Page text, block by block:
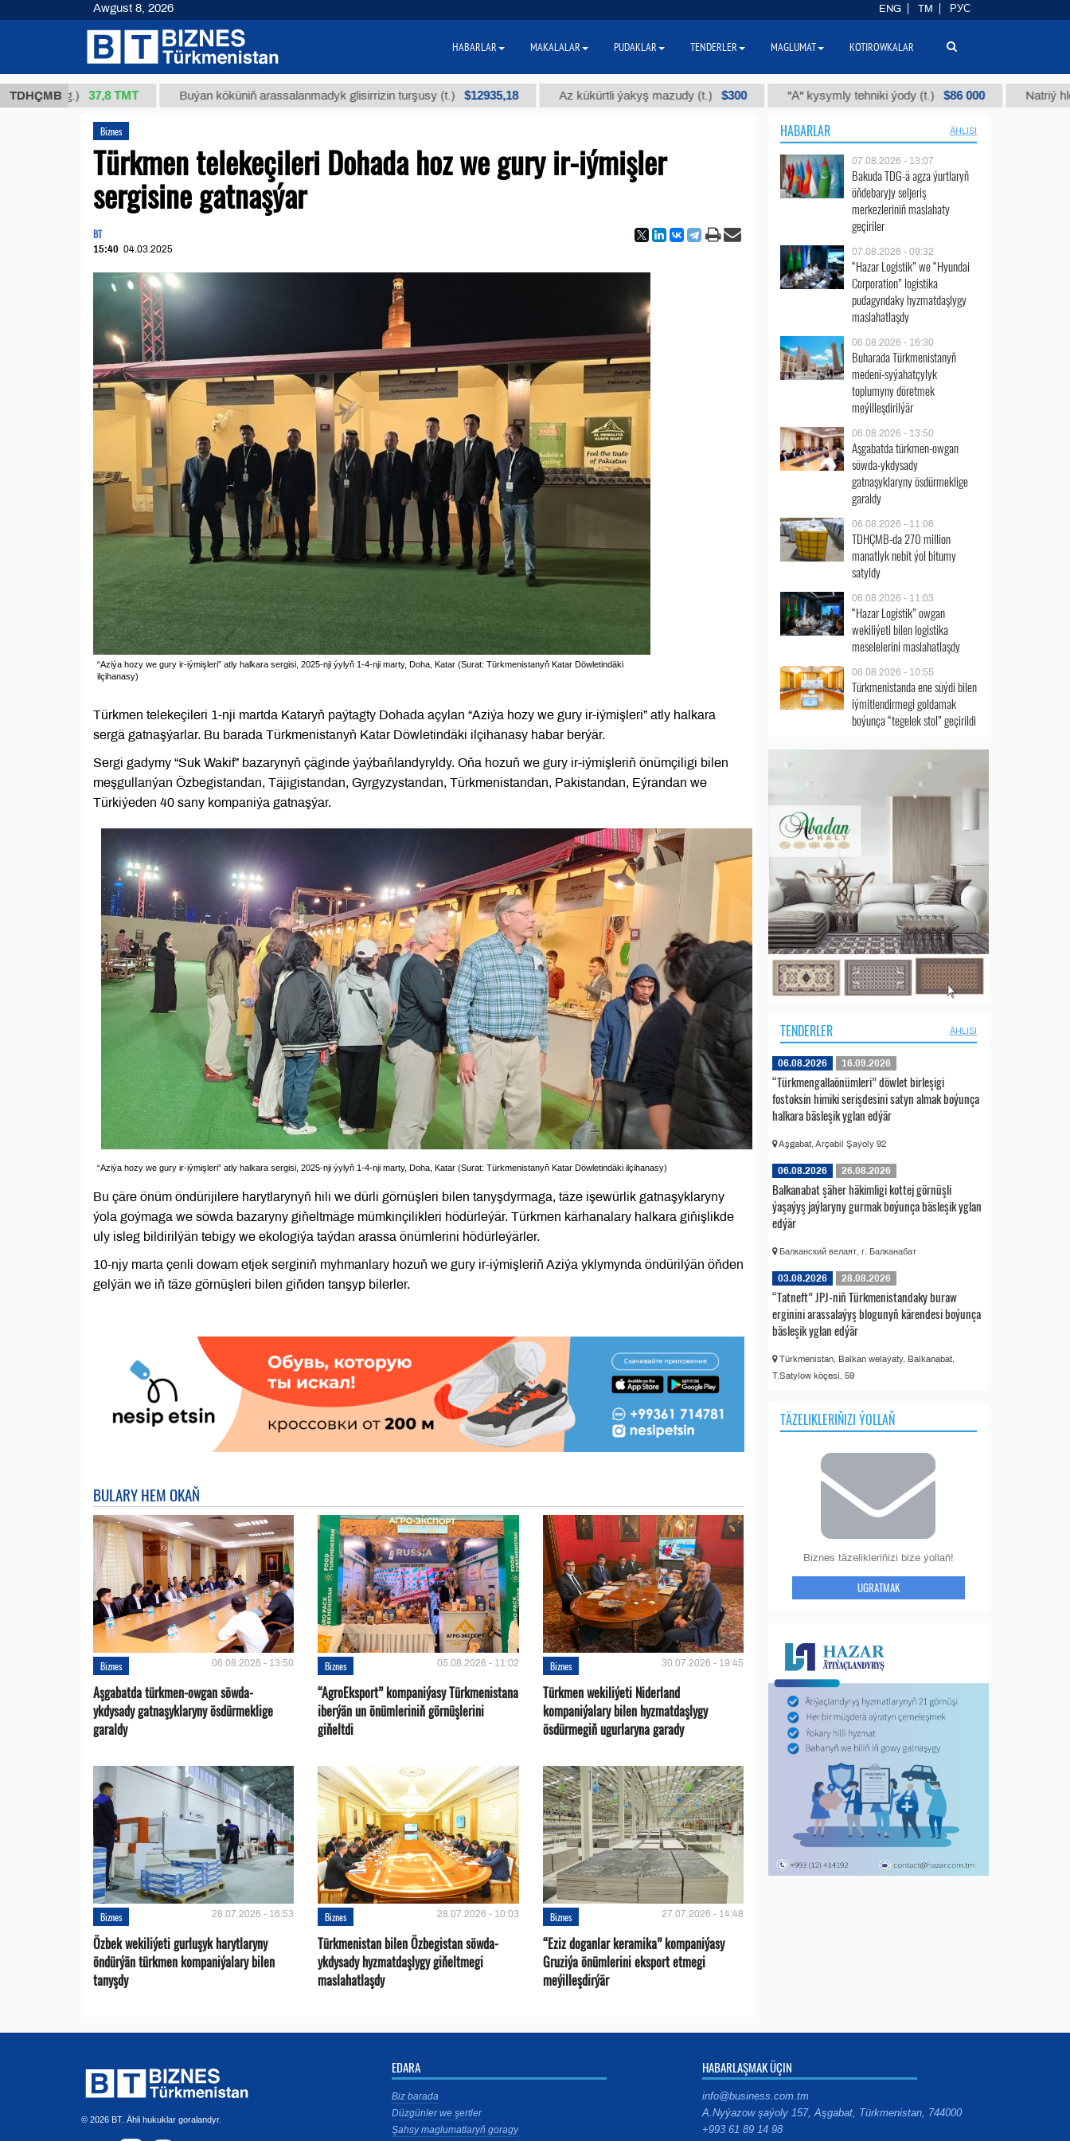
TDHÇMB
37,8 ТМТ Buýan köküniň arassalanmadyk glisirrizin turşusy (t.) $12935,18 Az kükürtli ýakyş mazudy (t.) $300 "А" kysymly tehniki ýody (t.) $86 000 Natriý hlorly
Biznes
Türkmen telekeçileri Dohada hoz we gury ir-iýmişler
sergisine gatnaşýar
BT
15:40 04.03.2025
“Aziýa hozy we gury ir-iýmişleri” atly halkara sergisi, 2025-nji ýylyň 1-4-nji marty, Doha, Katar (Surat: Türkmenistanyň Katar Döwletindäki
ilçihanasy)
Türkmen telekeçileri 1-nji martda Kataryň paýtagty Dohada açylan “Aziýa hozy we gury ir-iýmişleri” atly halkara
sergä gatnaşýarlar. Bu barada Türkmenistanyň Katar Döwletindäki ilçihanasy habar berýär.
Sergi gadymy “Suk Wakif” bazarynyň çäginde ýaýbaňlandyryldy. Oňa hozuň we gury ir-iýmişleriň önümçiligi bilen
meşgullanýan Özbegistandan, Täjigistandan, Gyrgyzystandan, Türkmenistandan, Pakistandan, Eýrandan we
Türkiýeden 40 sany kompaniýa gatnaşýar.
“Aziýa hozy we gury ir-iýmişleri” atly halkara sergisi, 2025-nji ýylyň 1-4-nji marty, Doha, Katar (Surat: Türkmenistanyň Katar Döwletindäki ilçihanasy)
Bu çäre önüm öndürijilere harytlarynyň hili we dürli görnüşleri bilen tanyşdyrmaga, täze işewürlik gatnaşyklaryny
ýola goýmaga we söwda bazaryny giňeltmäge mümkinçilikleri hödürleýär. Türkmen kärhanalary halkara giňişlikde
uly isleg bildirilýän tebigy we ekologiýa taýdan arassa önümlerini hödürleýärler.
10-njy marta çenli dowam etjek serginiň myhmanlary hozuň we gury ir-iýmişleriň Aziýa yklymynda öndürilýän öňden
gelýän we iň täze görnüşleri bilen giňden tanşyp bilerler.
BULARY HEM OKAŇ
Biznes 06.08.2026 - 13:50
Aşgabatda türkmen-owgan söwda-
ykdysady gatnaşyklaryny ösdürmeklige
garaldy
Biznes 05.08.2026 - 11:02
“AgroEksport” kompaniýasy Türkmenistana
iberýän un önümleriniň görnüşlerini
giňeltdi
Biznes 30.07.2026 - 19:45
Türkmen wekiliýeti Niderland
kompaniýalary bilen hyzmatdaşlygy
ösdürmegiň ugurlaryna garady
Biznes 28.07.2026 - 16:53
Özbek wekiliýeti gurluşyk harytlaryny
öndürýän türkmen kompaniýalary bilen
tanyşdy
Biznes 28.07.2026 - 10:03
Türkmenistan bilen Özbegistan söwda-
ykdysady hyzmatdaşlygy giňeltmegi
maslahatlaşdy
Biznes 27.07.2026 - 14:48
“Eziz doganlar keramika” kompaniýasy
Gruziýa önümlerini eksport etmegi
meýilleşdirýär
HABARLAR ÄHLISI
07.08.2026 - 13:07
Bakuda TDG-ä agza ýurtlaryň
öňdebaryjy seljeriş
merkezleriniň maslahaty
geçiriler
07.08.2026 - 09:32
“Hazar Logistik” we “Hyundai
Corporation” logistika
pudagyndaky hyzmatdaşlygy
maslahatlaşdy
06.08.2026 - 16:30
Buharada Türkmenistanyň
medeni-syýahatçylyk
toplumyny döretmek
meýilleşdirilýär
06.08.2026 - 13:50
Aşgabatda türkmen-owgan
söwda-ykdysady
gatnaşyklaryny ösdürmeklige
garaldy
06.08.2026 - 11:06
TDHÇMB-da 270 million
manatlyk nebit ýol bitumy
satyldy
06.08.2026 - 11:03
“Hazar Logistik” owgan
wekiliýeti bilen logistika
meselelerini maslahatlaşdy
06.08.2026 - 10:55
Türkmenistanda ene süýdi bilen
iýmitlendirmegi goldamak
boýunça “tegelek stol” geçirildi
TENDERLER ÄHLISI
06.08.2026 16.09.2026
“Türkmengallaönümleri” döwlet birleşigi
fostoksin himiki serişdesini satyn almak boýunça
halkara bäsleşik yglan edýär
Aşgabat, Arçabil Şaýoly 92
06.08.2026 26.08.2026
Balkanabat şäher häkimligi kottej görnüşli
ýaşaýyş jaýlaryny gurmak boýunça bäsleşik yglan
edýär
Балканский велаят, г. Балканабат
03.08.2026 28.08.2026
“Tatneft” JPJ-niň Türkmenistandaky buraw
erginini arassalaýyş blogunyň kärendesi boýunça
bäsleşik yglan edýär
Türkmenistan, Balkan welaýaty, Balkanabat,
T.Satylow köçesi, 59
TÄZELIKLERIŇIZI ÝOLLAŇ
Biznes täzelikleriňizi bize ýollaň!
UGRATMAK
© 2026 BT. Ähli hukuklar goralandyr.
EDARA
Biz barada
Düzgünler we şertler
Şahsy maglumatlaryň goragy
HABARLAŞMAK ÜÇIN
info@business.com.tm
A.Nyýazow şaýoly 157, Aşgabat, Türkmenistan, 744000
+993 61 89 14 98
Awgust 8, 2026 ENG TM РУС
HABARLAR MAKALALAR PUDAKLAR TENDERLER MAGLUMAT KOTIROWKALAR